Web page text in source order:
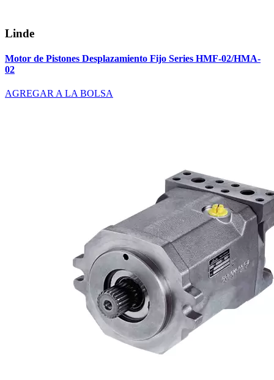
Linde
Motor de Pistones Desplazamiento Fijo Series HMF-02/HMA-
02
AGREGAR A LA BOLSA